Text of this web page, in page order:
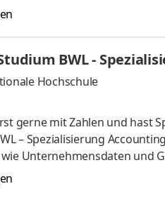
Du kannst im April oder
absolvierst Du bei
oder
InhaltenDeine
BWL -
Hochschule
gerne mit Zahlen und hast
– Spezialisierung
Unternehmensdaten und
Du kannst im April oder
absolvierst Du bei